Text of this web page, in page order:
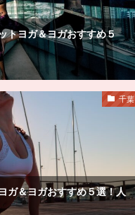
トヨガ＆ヨガおすすめ５
千葉
ガ＆ヨガおすすめ５選！人